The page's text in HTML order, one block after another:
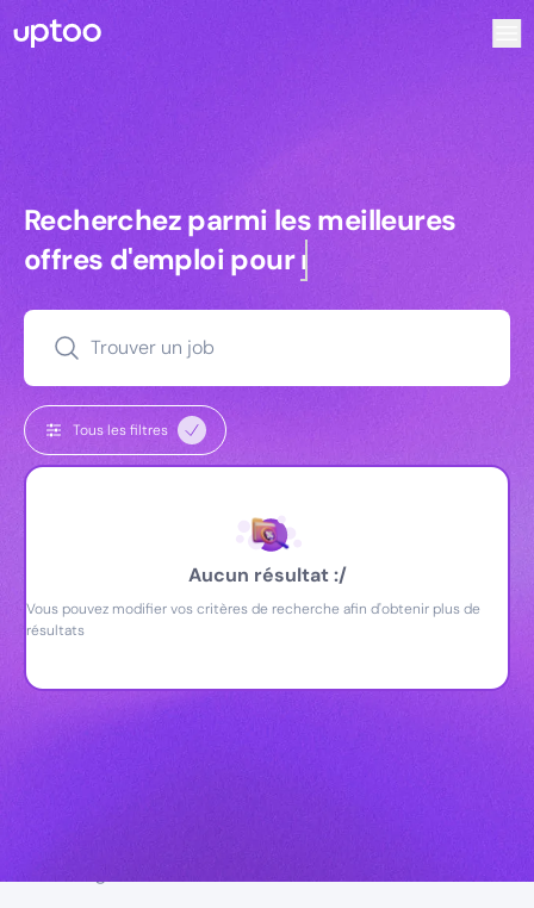
Recherchez parmi les meilleures
Recherchez parmi les meilleures
offres d'emploi pourmanagers
Trouver un job
Tous les filtres
Aucun résultat :/
Vous pouvez modifier vos critères de recherche afin d'obtenir plus de
résultats